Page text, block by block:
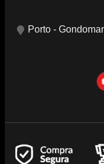
Porto - Gondomar